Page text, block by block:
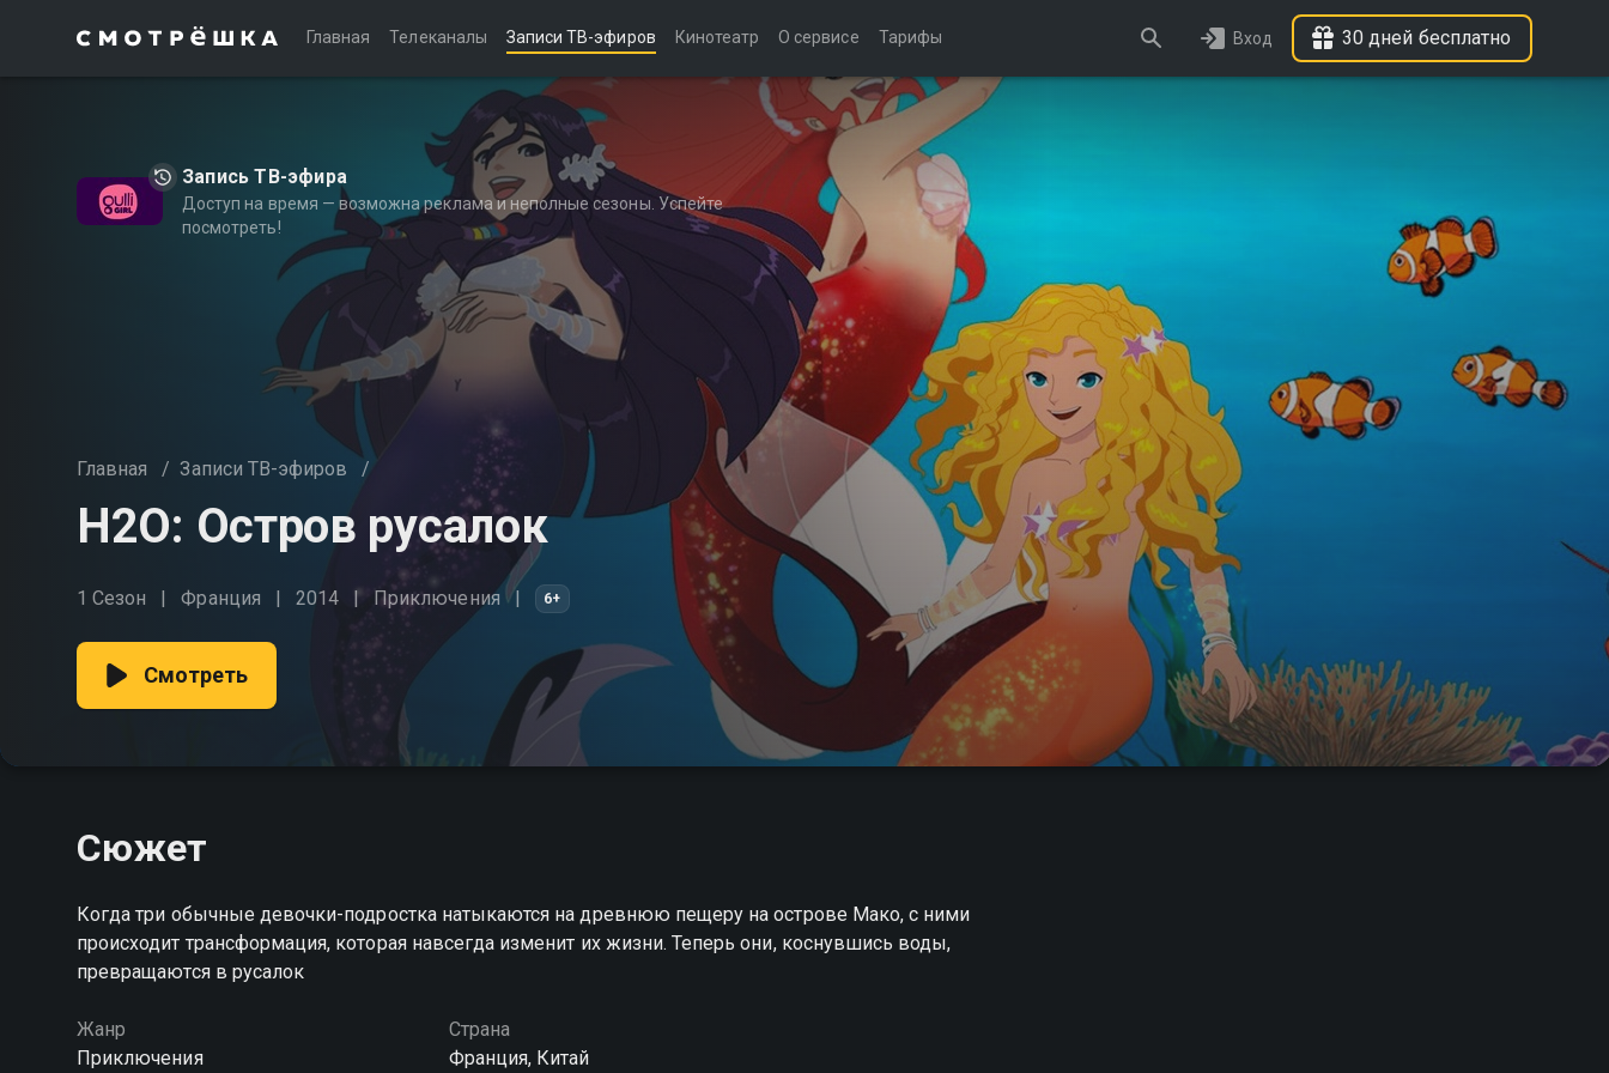
Главная Телеканалы Записи ТВ-эфиров Кинотеатр О сервисе Тарифы Вход 30 дней бесплатно
Запись ТВ-эфира
Доступ на время — возможна реклама и неполные сезоны. Успейте
посмотреть!
Главная / Записи ТВ-эфиров /
H2O: Остров русалок
1 Сезон Франция 2014 Приключения 6+
Смотреть
Сюжет
Когда три обычные девочки-подростка натыкаются на древнюю пещеру на острове Мако, с ними
происходит трансформация, которая навсегда изменит их жизни. Теперь они, коснувшись воды,
превращаются в русалок
Жанр
Приключения
Страна
Франция, Китай